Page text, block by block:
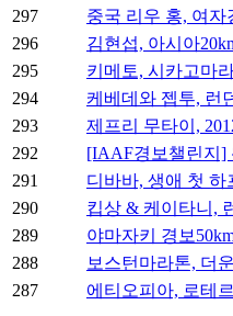
297
중국 리우 홍, 여자
296
김현섭, 아시아
295
키메토, 시카고마
294
케베데와 젭투, 런
293
제프리 무타이,
292
[IAAF경보챌린지]
291
디바바, 생애 첫 하
290
킵상 & 케이타니,
289
야마자키 경보
288
보스턴마라톤, 더
287
에티오피아, 로테